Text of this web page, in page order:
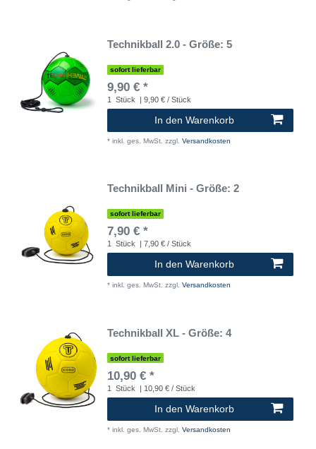
Technikball 2.0 - Größe: 5
sofort lieferbar
9,90 € *
1 Stück | 9,90 € / Stück
In den Warenkorb
* inkl. ges. MwSt. zzgl. Versandkosten
Technikball Mini - Größe: 2
sofort lieferbar
7,90 € *
1 Stück | 7,90 € / Stück
In den Warenkorb
* inkl. ges. MwSt. zzgl. Versandkosten
Technikball XL - Größe: 4
sofort lieferbar
10,90 € *
1 Stück | 10,90 € / Stück
In den Warenkorb
* inkl. ges. MwSt. zzgl. Versandkosten